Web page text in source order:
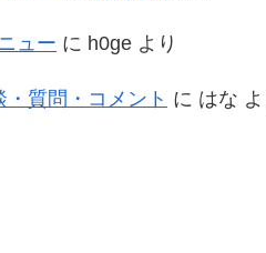
ュー に h0ge より
・質問・コメント に はな